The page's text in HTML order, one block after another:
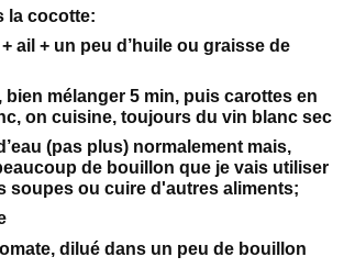
la cocotte:
ail + un peu d’huile ou graisse de
mélanger 5 min, puis carottes en
on cuisine, toujours du vin blanc sec
(pas plus) normalement mais,
de bouillon que je vais utiliser
soupes ou cuire d'autres aliments;
dilué dans un peu de bouillon